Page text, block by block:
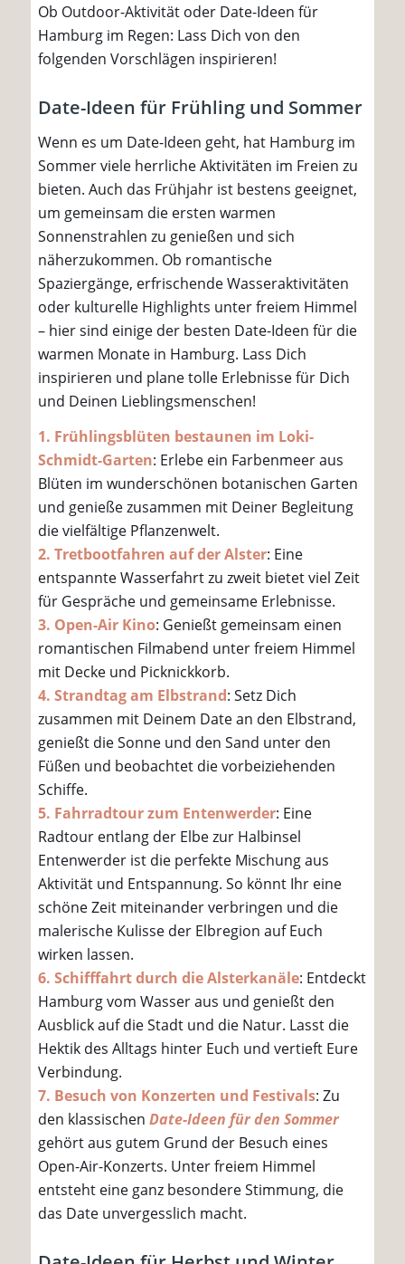
Ob Outdoor-Aktivität oder Date-Ideen für
Hamburg im Regen: Lass Dich von den
folgenden Vorschlägen inspirieren!
Date-Ideen für Frühling und Sommer
Wenn es um Date-Ideen geht, hat Hamburg im
Sommer viele herrliche Aktivitäten im Freien zu
bieten. Auch das Frühjahr ist bestens geeignet,
um gemeinsam die ersten warmen
Sonnenstrahlen zu genießen und sich
näherzukommen. Ob romantische
Spaziergänge, erfrischende Wasseraktivitäten
oder kulturelle Highlights unter freiem Himmel
– hier sind einige der besten Date-Ideen für die
warmen Monate in Hamburg. Lass Dich
inspirieren und plane tolle Erlebnisse für Dich
und Deinen Lieblingsmenschen!
1. Frühlingsblüten bestaunen im Loki-
Schmidt-Garten: Erlebe ein Farbenmeer aus
Blüten im wunderschönen botanischen Garten
und genieße zusammen mit Deiner Begleitung
die vielfältige Pflanzenwelt.
2. Tretbootfahren auf der Alster: Eine
entspannte Wasserfahrt zu zweit bietet viel Zeit
für Gespräche und gemeinsame Erlebnisse.
3. Open-Air Kino: Genießt gemeinsam einen
romantischen Filmabend unter freiem Himmel
mit Decke und Picknickkorb.
4. Strandtag am Elbstrand: Setz Dich
zusammen mit Deinem Date an den Elbstrand,
genießt die Sonne und den Sand unter den
Füßen und beobachtet die vorbeiziehenden
Schiffe.
5. Fahrradtour zum Entenwerder: Eine
Radtour entlang der Elbe zur Halbinsel
Entenwerder ist die perfekte Mischung aus
Aktivität und Entspannung. So könnt Ihr eine
schöne Zeit miteinander verbringen und die
malerische Kulisse der Elbregion auf Euch
wirken lassen.
6. Schifffahrt durch die Alsterkanäle: Entdeckt
Hamburg vom Wasser aus und genießt den
Ausblick auf die Stadt und die Natur. Lasst die
Hektik des Alltags hinter Euch und vertieft Eure
Verbindung.
7. Besuch von Konzerten und Festivals: Zu
den klassischen Date-Ideen für den Sommer
gehört aus gutem Grund der Besuch eines
Open-Air-Konzerts. Unter freiem Himmel
entsteht eine ganz besondere Stimmung, die
das Date unvergesslich macht.